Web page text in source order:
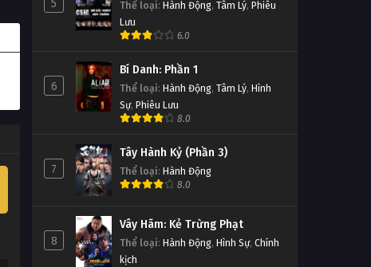
5 Thể loại: Hành Động, Tâm Lý, Phiêu
Lưu
6.0
6
Bí Danh: Phần 1
Thể loại: Hành Động, Tâm Lý, Hình
Sự, Phiêu Lưu
8.0
7
Tây Hành Kỷ (Phần 3)
Thể loại: Hành Động
8.0
8
Vây Hãm: Kẻ Trừng Phạt
Thể loại: Hành Động, Hình Sự, Chính
kịch